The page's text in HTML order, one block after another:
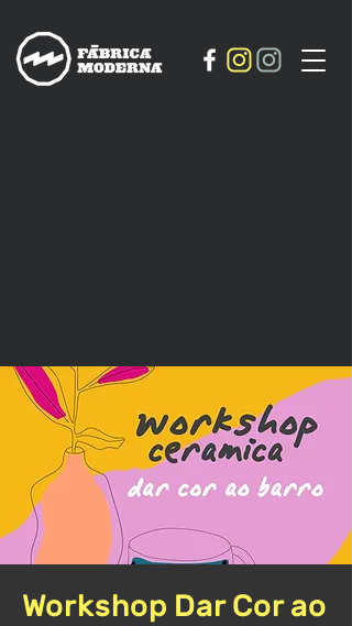
Workshop Dar Cor ao